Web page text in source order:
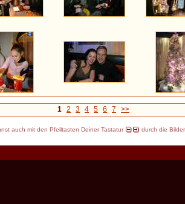
1 2 3 4 5 6 7 >>
auch mit den Pfeiltasten Deiner Tastatur durch die